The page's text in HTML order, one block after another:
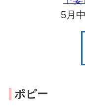
5月
ポピー